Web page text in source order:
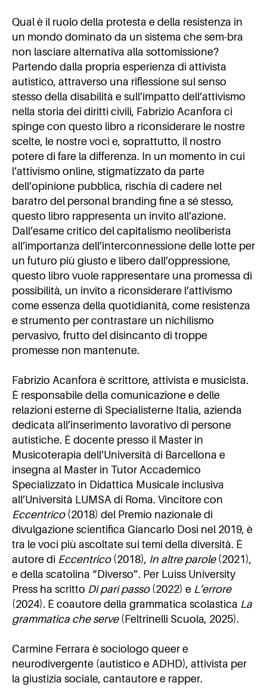
Qual è il ruolo della protesta e della resistenza in
un mondo dominato da un sistema che sem-bra
non lasciare alternativa alla sottomissione?
Partendo dalla propria esperienza di attivista
autistico, attraverso una riflessione sul senso
stesso della disabilità e sull’impatto dell’attivismo
nella storia dei diritti civili, Fabrizio Acanfora ci
spinge con questo libro a riconsiderare le nostre
scelte, le nostre voci e, soprattutto, il nostro
potere di fare la differenza. In un momento in cui
l’attivismo online, stigmatizzato da parte
dell’opinione pubblica, rischia di cadere nel
baratro del personal branding fine a sé stesso,
questo libro rappresenta un invito all’azione.
Dall’esame critico del capitalismo neoliberista
all’importanza dell’interconnessione delle lotte per
un futuro più giusto e libero dall’oppressione,
questo libro vuole rappresentare una promessa di
possibilità, un invito a riconsiderare l’attivismo
come essenza della quotidianità, come resistenza
e strumento per contrastare un nichilismo
pervasivo, frutto del disincanto di troppe
promesse non mantenute.
Fabrizio Acanfora è scrittore, attivista e musicista.
È responsabile della comunicazione e delle
relazioni esterne di Specialisterne Italia, azienda
dedicata all’inserimento lavorativo di persone
autistiche. È docente presso il Master in
Musicoterapia dell’Università di Barcellona e
insegna al Master in Tutor Accademico
Specializzato in Didattica Musicale inclusiva
all’Università LUMSA di Roma. Vincitore con
Eccentrico(2018) del Premio nazionale di
divulgazione scientifica Giancarlo Dosi nel 2019, è
tra le voci più ascoltate sui temi della diversità. È
autore di Eccentrico(2018), In altre parole(2021),
e della scatolina “Diverso”. Per Luiss University
Press ha scritto Di pari passo(2022) e L’errore
(2024). È coautore della grammatica scolastica La
grammatica che serve(Feltrinelli Scuola, 2025).
Carmine Ferrara è sociologo queer e
neurodivergente (autistico e ADHD), attivista per
la giustizia sociale, cantautore e rapper.